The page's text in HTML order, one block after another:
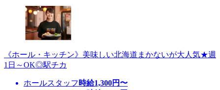
《ホール・キッチン》美味しい北海道まかないが大人気★週
1日～OK◎駅チカ
ホールスタッフ 時給1,300円〜